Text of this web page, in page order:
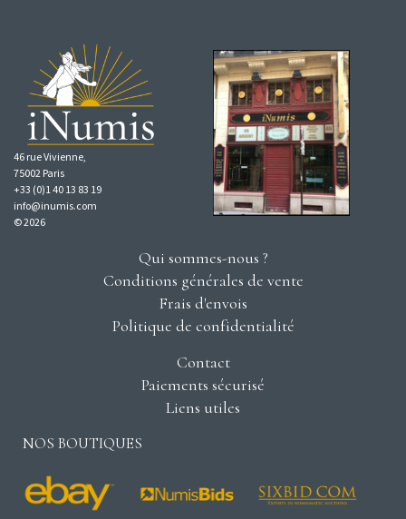
46 rue Vivienne,
75002 Paris
+33 (0)1 40 13 83 19
info@inumis.com
© 2026
Qui sommes-nous ?
Conditions générales de vente
Frais d'envois
Politique de confidentialité
Contact
Paiements sécurisé
Liens utiles
NOS BOUTIQUES